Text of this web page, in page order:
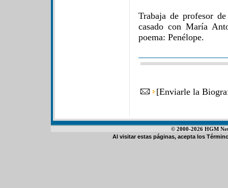
Trabaja de profesor
casado con María
poema: Penélope.
[Enviarle la
© 2000-2026 HGM
Al visitar estas páginas, acepta los